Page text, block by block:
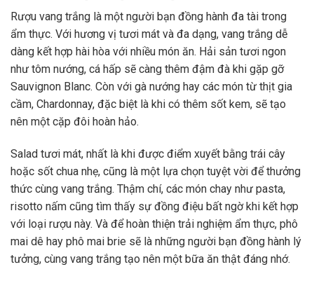
Rượu vang trắng là một người bạn đồng hành đa tài trong
ẩm thực. Với hương vị tươi mát và đa dạng, vang trắng dễ
dàng kết hợp hài hòa với nhiều món ăn. Hải sản tươi ngon
như tôm nướng, cá hấp sẽ càng thêm đậm đà khi gặp gỡ
Sauvignon Blanc. Còn với gà nướng hay các món từ thịt gia
cầm, Chardonnay, đặc biệt là khi có thêm sốt kem, sẽ tạo
nên một cặp đôi hoàn hảo.
Salad tươi mát, nhất là khi được điểm xuyết bằng trái cây
hoặc sốt chua nhẹ, cũng là một lựa chọn tuyệt vời để thưởng
thức cùng vang trắng. Thậm chí, các món chay như pasta,
risotto nấm cũng tìm thấy sự đồng điệu bất ngờ khi kết hợp
với loại rượu này. Và để hoàn thiện trải nghiệm ẩm thực, phô
mai dê hay phô mai brie sẽ là những người bạn đồng hành lý
tưởng, cùng vang trắng tạo nên một bữa ăn thật đáng nhớ.